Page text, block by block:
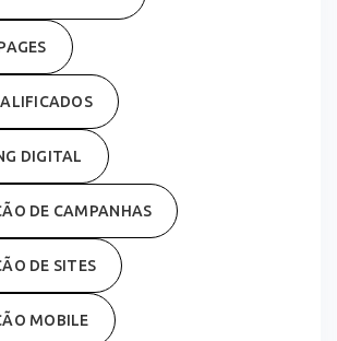
DIGITAL
DE CAMPANHAS
DE SITES
MOBILE